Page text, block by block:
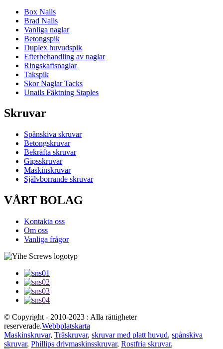
Box Nails
Brad Nails
Vanliga naglar
Betongspik
Duplex huvudspik
Efterbehandling av naglar
Ringskaftsnaglar
Takspik
Skor Naglar Tacks
Unails Fäktning Staples
Skruvar
Spånskiva skruvar
Betongskruvar
Bekräfta skruvar
Gipsskruvar
Maskinskruvar
Självborrande skruvar
VÅRT BOLAG
Kontakta oss
Om oss
Vanliga frågor
© Copyright - 2010-2023 : Alla rättigheter
reserverade.Webbplatskarta
Maskinskruvar, Träskruvar, skruvar med platt huvud, spånskiva
skruvar, Phillips drivmaskinsskruvar, Rostfria skruvar,